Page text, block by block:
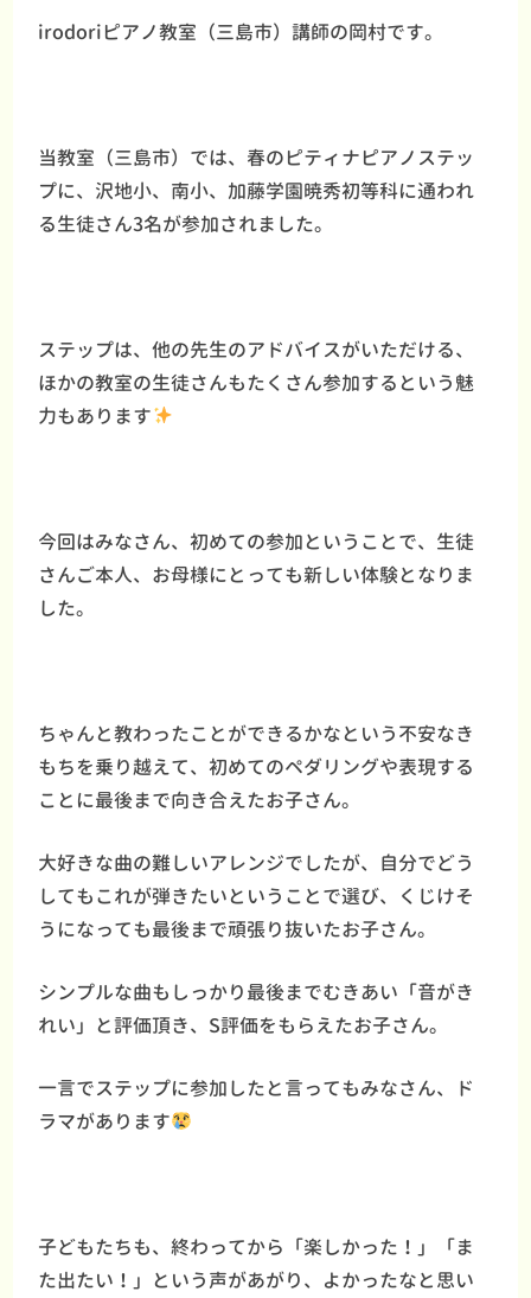
irodoriピアノ教室（三島市）講師の岡村です。
当教室（三島市）では、春のピティナピアノステッ
プに、沢地小、南小、加藤学園暁秀初等科に通われ
る生徒さん3名が参加されました。
ステップは、他の先生のアドバイスがいただける、
ほかの教室の生徒さんもたくさん参加するという魅
力もあります
今回はみなさん、初めての参加ということで、生徒
さんご本人、お母様にとっても新しい体験となりま
した。
ちゃんと教わったことができるかなという不安なき
もちを乗り越えて、初めてのペダリングや表現する
ことに最後まで向き合えたお子さん。
大好きな曲の難しいアレンジでしたが、自分でどう
してもこれが弾きたいということで選び、くじけそ
うになっても最後まで頑張り抜いたお子さん。
シンプルな曲もしっかり最後までむきあい「音がき
れい」と評価頂き、S評価をもらえたお子さん。
一言でステップに参加したと言ってもみなさん、ド
ラマがあります
子どもたちも、終わってから「楽しかった！」「ま
た出たい！」という声があがり、よかったなと思い